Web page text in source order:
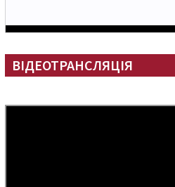
ВІДЕОТРАНСЛЯЦІЯ